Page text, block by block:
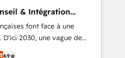
an individual – with
strategy,
management. We
& Intégration
font face à une
D'ici 2030, une vague de
le marché.
4.9